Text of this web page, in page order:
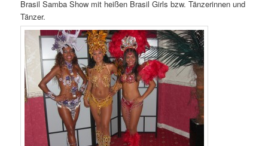
Brasil Samba Show mit heißen Brasil Girls bzw. Tänzerinnen und
Tänzer.